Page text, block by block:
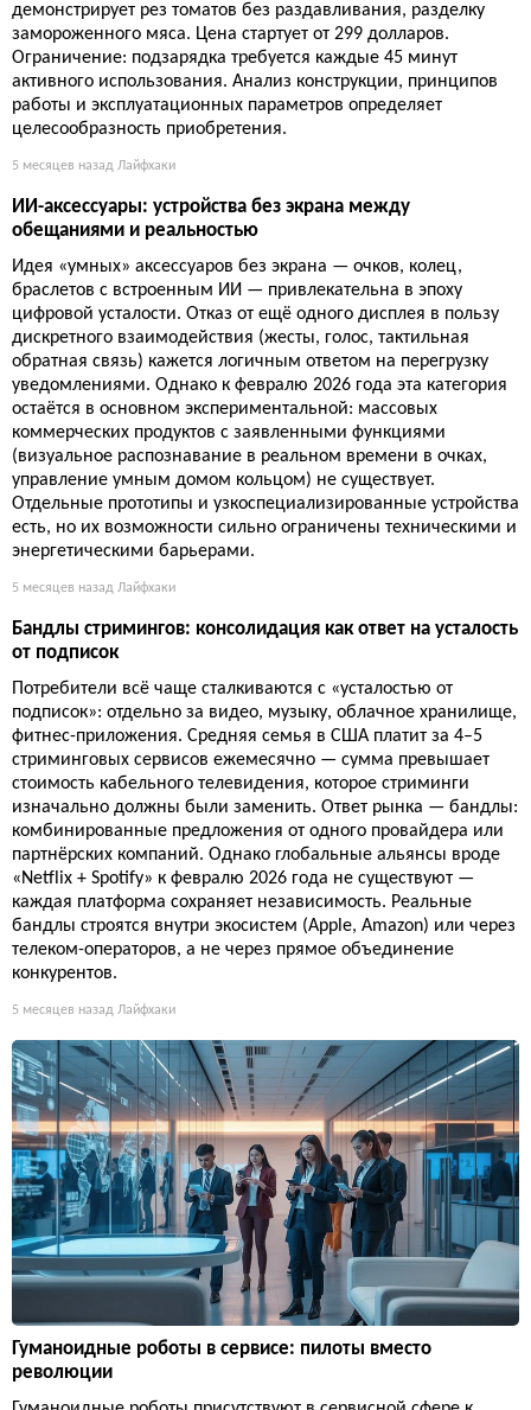
демонстрирует рез томатов без раздавливания, разделку
замороженного мяса. Цена стартует от 299 долларов.
Ограничение: подзарядка требуется каждые 45 минут
активного использования. Анализ конструкции, принципов
работы и эксплуатационных параметров определяет
целесообразность приобретения.
5 месяцев назад Лайфхаки
ИИ-аксессуары: устройства без экрана между
обещаниями и реальностью
Идея «умных» аксессуаров без экрана — очков, колец,
браслетов с встроенным ИИ — привлекательна в эпоху
цифровой усталости. Отказ от ещё одного дисплея в пользу
дискретного взаимодействия (жесты, голос, тактильная
обратная связь) кажется логичным ответом на перегрузку
уведомлениями. Однако к февралю 2026 года эта категория
остаётся в основном экспериментальной: массовых
коммерческих продуктов с заявленными функциями
(визуальное распознавание в реальном времени в очках,
управление умным домом кольцом) не существует.
Отдельные прототипы и узкоспециализированные устройства
есть, но их возможности сильно ограничены техническими и
энергетическими барьерами.
5 месяцев назад Лайфхаки
Бандлы стримингов: консолидация как ответ на усталость
от подписок
Потребители всё чаще сталкиваются с «усталостью от
подписок»: отдельно за видео, музыку, облачное хранилище,
фитнес-приложения. Средняя семья в США платит за 4–5
стриминговых сервисов ежемесячно — сумма превышает
стоимость кабельного телевидения, которое стриминги
изначально должны были заменить. Ответ рынка — бандлы:
комбинированные предложения от одного провайдера или
партнёрских компаний. Однако глобальные альянсы вроде
«Netflix + Spotify» к февралю 2026 года не существуют —
каждая платформа сохраняет независимость. Реальные
бандлы строятся внутри экосистем (Apple, Amazon) или через
телеком-операторов, а не через прямое объединение
конкурентов.
5 месяцев назад Лайфхаки
Гуманоидные роботы в сервисе: пилоты вместо
революции